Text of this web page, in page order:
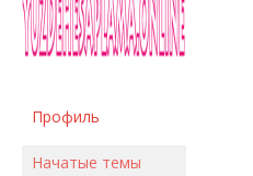
Профиль
Начатые темы